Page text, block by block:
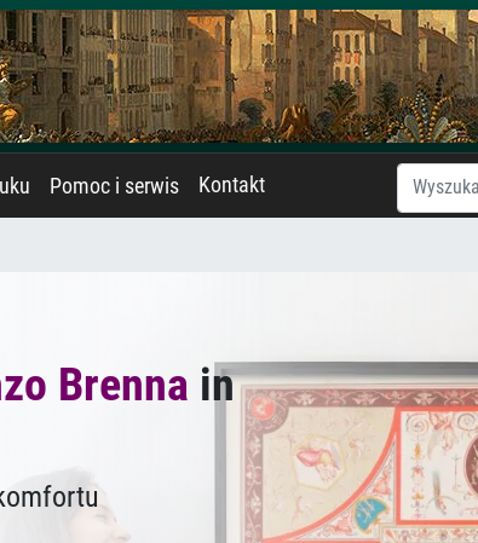
Pomoc i serwis Kontakt
Brenna in